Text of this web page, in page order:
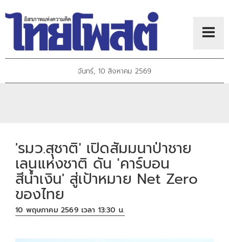
จันทร์, 10 สิงหาคม 2569
'รมว.สุชาติ' เปิดสัมมนาป่าชาย
เลนแห่งชาติ ดัน 'คาร์บอน
สีน้ำเงิน' สู่เป้าหมาย Net Zero
ของไทย
10 พฤษภาคม 2569 เวลา 13:30 น.